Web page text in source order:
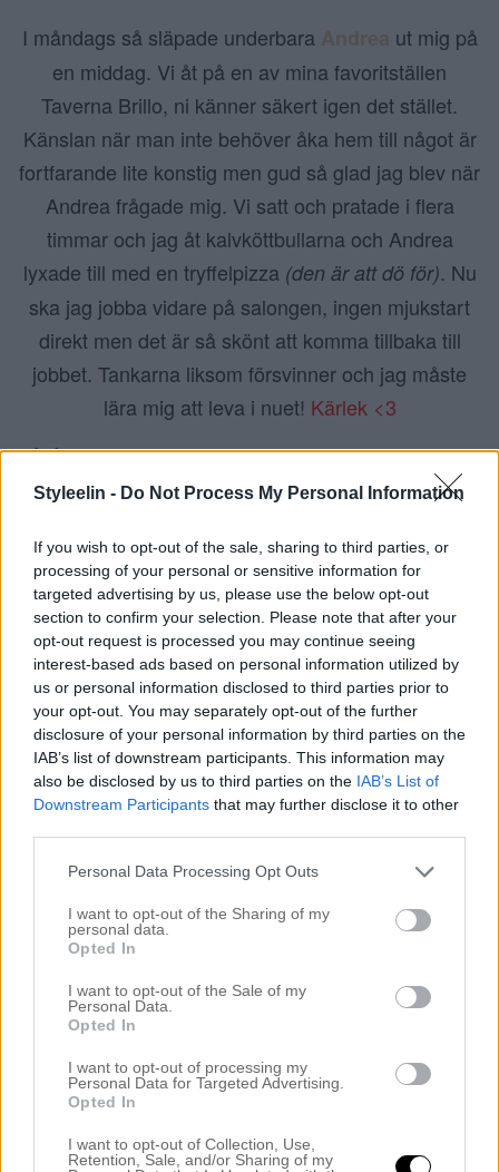
Styleelin - Do Not Process My Personal Information
If you wish to opt-out of the sale, sharing to third parties, or
processing of your personal or sensitive information for
targeted advertising by us, please use the below opt-out
section to confirm your selection. Please note that after your
opt-out request is processed you may continue seeing
interest-based ads based on personal information utilized by
us or personal information disclosed to third parties prior to
your opt-out. You may separately opt-out of the further
disclosure of your personal information by third parties on the
IAB’s list of downstream participants. This information may
also be disclosed by us to third parties on the IAB’s List of
Downstream Participants that may further disclose it to other
Personal Data Processing Opt Outs
I want to opt-out of the Sharing of my
personal data.
Opted In
I want to opt-out of the Sale of my
Personal Data.
Opted In
I want to opt-out of processing my
Personal Data for Targeted Advertising.
Opted In
I want to opt-out of Collection, Use,
Retention, Sale, and/or Sharing of my
I måndags så släpade underbara
ut mig på
en middag. Vi åt på en av mina favoritställen
Taverna Brillo, ni känner säkert igen det stället.
Känslan när man inte behöver åka hem till något är
fortfarande lite konstig men gud så glad jag blev när
Andrea frågade mig. Vi satt och pratade i flera
timmar och jag åt kalvköttbullarna och Andrea
lyxade till med en tryffelpizza (den är att dö för). Nu
ska jag jobba vidare på salongen, ingen mjukstart
direkt men det är så skönt att komma tillbaka till
jobbet. Tankarna liksom försvinner och jag måste
lära mig att leva i nuet! Kärlek <3
Dela detta:
Relaterade
löjroms pizza och
solhäng
27 juni, 2017
I ”Elins liv”
Nytt hår på en helt
fantastisk tjej
25 november, 2014
I ”Före och efter”
Balayage på din egna
bottenfärg
#kalvköttbullar #mat
#Taverna Brillo
#tryffelpizza
Kommentarer
Kommentera*